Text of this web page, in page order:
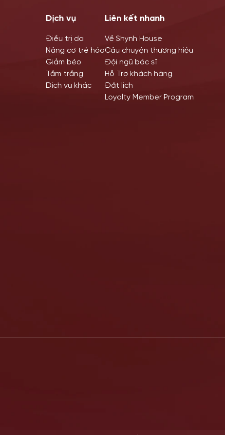
Dịch vụ
Điều trị da
Nâng cơ trẻ hóa
Giảm béo
Tắm trắng
Dịch vụ khác
Liên kết nhanh
Về Shynh House
Câu chuyện thương hiệu
Đội ngũ bác sĩ
Hỗ Trợ khách hàng
Đặt lịch
Loyalty Member Program